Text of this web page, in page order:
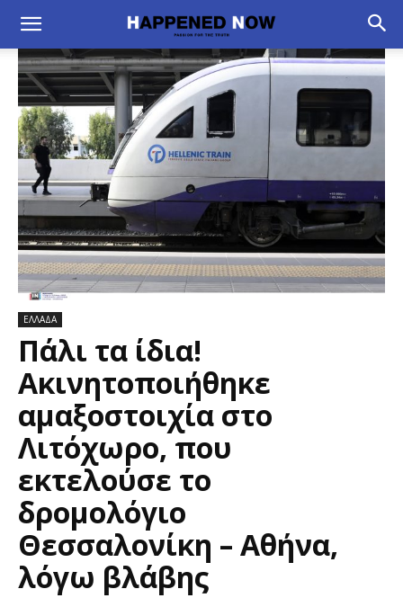
ΕΛΛΑΔΑ
Πάλι τα ίδια!
Ακινητοποιήθηκε
αμαξοστοιχία στο
Λιτόχωρο, που
εκτελούσε το
δρομολόγιο
Θεσσαλονίκη – Αθήνα,
λόγω βλάβης